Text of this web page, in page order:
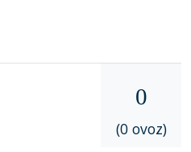
0
(0 ovoz)